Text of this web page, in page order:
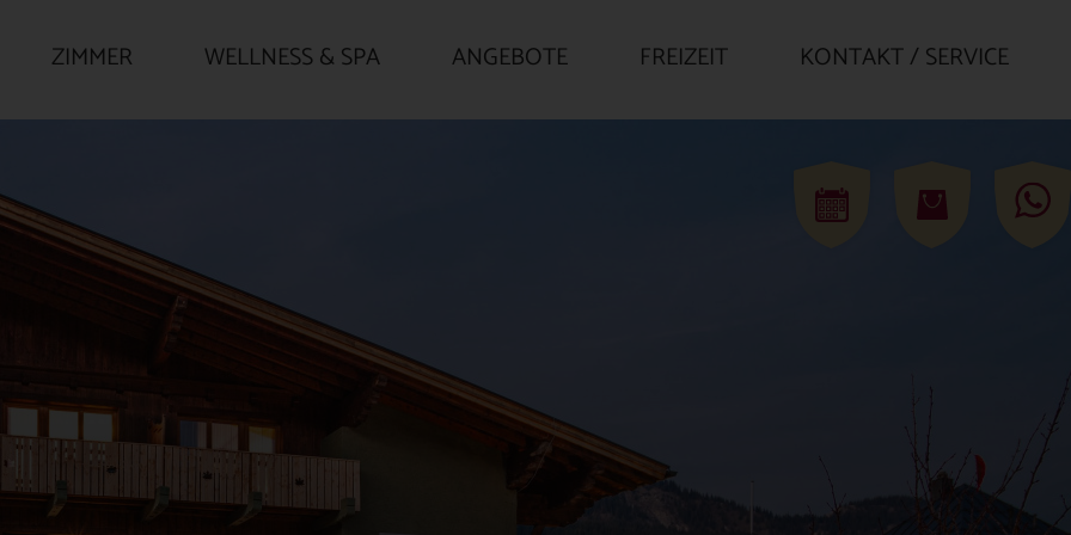
ZIMMER WELLNESS & SPA ANGEBOTE FREIZEIT KONTAKT / SERVICE